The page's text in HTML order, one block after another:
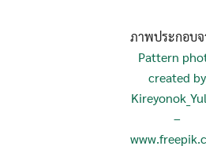
ภาพประกอบจ
Pattern
created by
–